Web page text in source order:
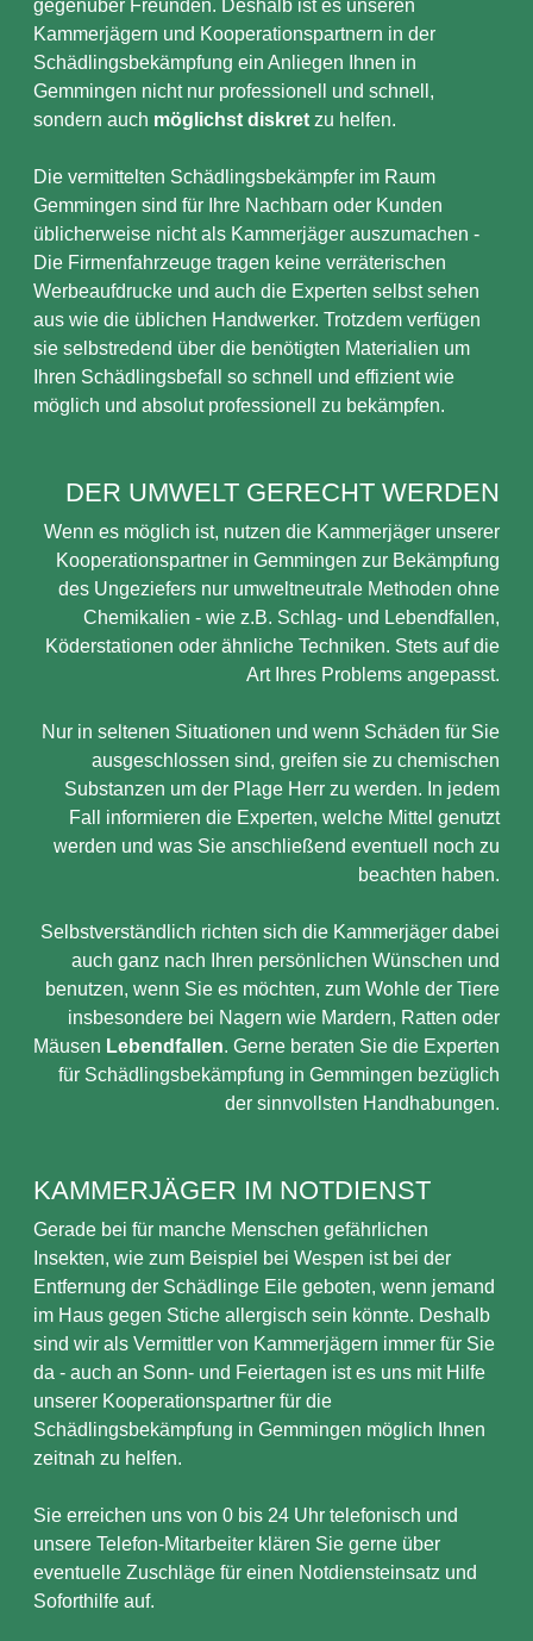
gegenüber Freunden. Deshalb ist es unseren
Kammerjägern und Kooperationspartnern in der
Schädlingsbekämpfung ein Anliegen Ihnen in
Gemmingen nicht nur professionell und schnell,
sondern auch möglichst diskret zu helfen.
Die vermittelten Schädlingsbekämpfer im Raum
Gemmingen sind für Ihre Nachbarn oder Kunden
üblicherweise nicht als Kammerjäger auszumachen -
Die Firmenfahrzeuge tragen keine verräterischen
Werbeaufdrucke und auch die Experten selbst sehen
aus wie die üblichen Handwerker. Trotzdem verfügen
sie selbstredend über die benötigten Materialien um
Ihren Schädlingsbefall so schnell und effizient wie
möglich und absolut professionell zu bekämpfen.
DER UMWELT GERECHT WERDEN
Wenn es möglich ist, nutzen die Kammerjäger unserer
Kooperationspartner in Gemmingen zur Bekämpfung
des Ungeziefers nur umweltneutrale Methoden ohne
Chemikalien - wie z.B. Schlag- und Lebendfallen,
Köderstationen oder ähnliche Techniken. Stets auf die
Art Ihres Problems angepasst.
Nur in seltenen Situationen und wenn Schäden für Sie
ausgeschlossen sind, greifen sie zu chemischen
Substanzen um der Plage Herr zu werden. In jedem
Fall informieren die Experten, welche Mittel genutzt
werden und was Sie anschließend eventuell noch zu
beachten haben.
Selbstverständlich richten sich die Kammerjäger dabei
auch ganz nach Ihren persönlichen Wünschen und
benutzen, wenn Sie es möchten, zum Wohle der Tiere
insbesondere bei Nagern wie Mardern, Ratten oder
Mäusen Lebendfallen. Gerne beraten Sie die Experten
für Schädlingsbekämpfung in Gemmingen bezüglich
der sinnvollsten Handhabungen.
KAMMERJÄGER IM NOTDIENST
Gerade bei für manche Menschen gefährlichen
Insekten, wie zum Beispiel bei Wespen ist bei der
Entfernung der Schädlinge Eile geboten, wenn jemand
im Haus gegen Stiche allergisch sein könnte. Deshalb
sind wir als Vermittler von Kammerjägern immer für Sie
da - auch an Sonn- und Feiertagen ist es uns mit Hilfe
unserer Kooperationspartner für die
Schädlingsbekämpfung in Gemmingen möglich Ihnen
zeitnah zu helfen.
Sie erreichen uns von 0 bis 24 Uhr telefonisch und
unsere Telefon-Mitarbeiter klären Sie gerne über
eventuelle Zuschläge für einen Notdiensteinsatz und
Soforthilfe auf.